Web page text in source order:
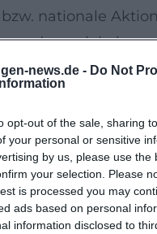
news.de - Do Not
opt-out of the sale, sharing
your personal or sensitive
by us, please use the
your selection. Please
is processed you may
ads based on personal
information disclosed to
nationale
zu denen lokale
in Bad
und Social-Media-
Ateliers und der
Für kurzfristige
Öffnungszeiten